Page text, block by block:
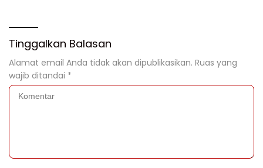
Tinggalkan Balasan
Alamat email Anda tidak akan dipublikasikan. Ruas yang
wajib ditandai *